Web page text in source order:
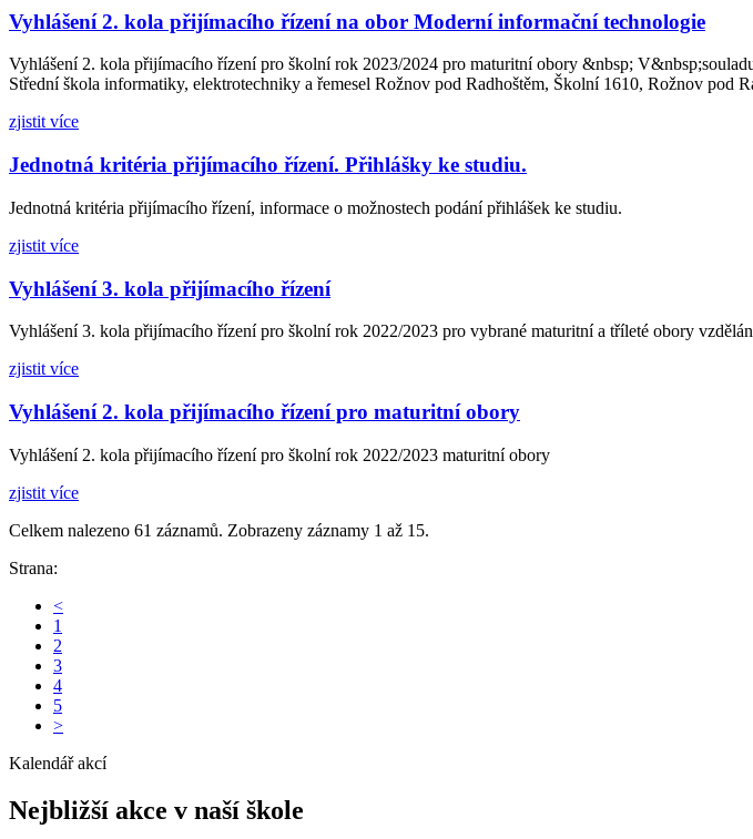
Vyhlášení 2. kola přijímacího řízení na obor Moderní informační technologie
Vyhlášení 2. kola přijímacího řízení pro školní rok 2023/2024 pro maturitní obory &nbsp;
Střední škola informatiky, elektrotechniky a řemesel Rožnov pod Radhoštěm, Školní 1610, Rožnov pod
zjistit více
Jednotná kritéria přijímacího řízení. Přihlášky ke studiu.
Jednotná kritéria přijímacího řízení, informace o možnostech podání přihlášek ke studiu.
zjistit více
Vyhlášení 3. kola přijímacího řízení
Vyhlášení 3. kola přijímacího řízení pro školní rok 2022/2023 pro vybrané maturitní a tříleté obory
zjistit více
Vyhlášení 2. kola přijímacího řízení pro maturitní obory
Vyhlášení 2. kola přijímacího řízení pro školní rok 2022/2023 maturitní obory
zjistit více
Celkem nalezeno 61 záznamů. Zobrazeny záznamy 1 až 15.
Strana:
<
1
2
3
4
5
>
Kalendář akcí
Nejbližší akce v naší škole